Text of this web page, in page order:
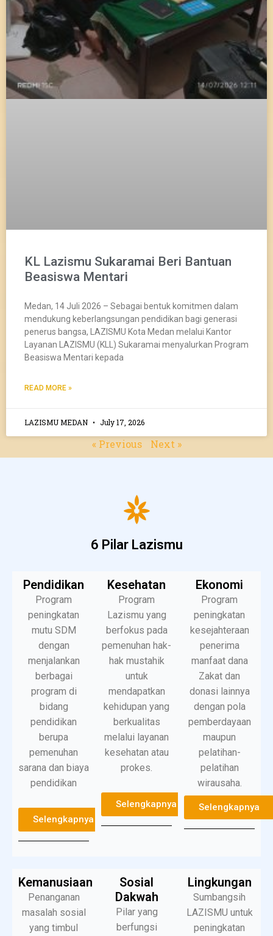
KL Lazismu Sukaramai Beri Bantuan
Beasiswa Mentari
Medan, 14 Juli 2026 – Sebagai bentuk komitmen dalam
mendukung keberlangsungan pendidikan bagi generasi
penerus bangsa, LAZISMU Kota Medan melalui Kantor
Layanan LAZISMU (KLL) Sukaramai menyalurkan Program
Beasiswa Mentari kepada
READ MORE »
LAZISMU MEDAN July 17, 2026
« Previous Next »
6 Pilar Lazismu
Pendidikan
Program
peningkatan
mutu SDM
dengan
menjalankan
berbagai
program di
bidang
pendidikan
berupa
pemenuhan
sarana dan biaya
pendidikan
Selengkapnya
Kesehatan
Program
Lazismu yang
berfokus pada
pemenuhan hak-
hak mustahik
untuk
mendapatkan
kehidupan yang
berkualitas
melalui layanan
kesehatan atau
prokes.
Selengkapnya
Ekonomi
Program
peningkatan
kesejahteraan
penerima
manfaat dana
Zakat dan
donasi lainnya
dengan pola
pemberdayaan
maupun
pelatihan-
pelatihan
wirausaha.
Selengkapnya
Kemanusiaan
Penanganan
masalah sosial
yang timbul
Sosial
Dakwah
Pilar yang
berfungsi
Lingkungan
Sumbangsih
LAZISMU untuk
peningkatan